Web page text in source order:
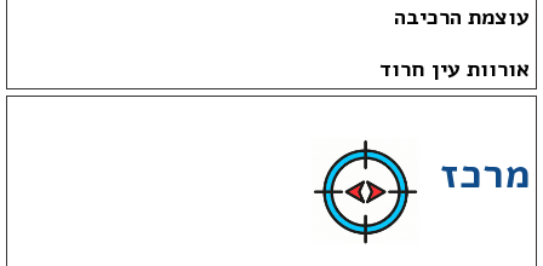
עוצמת הרכיבה
אורוות עין חרוד
מרכז